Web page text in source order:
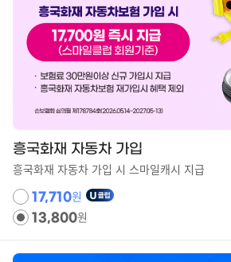
흥국화재 자동차 가입
흥국화재 자동차 가입 시 스마일캐시 지급
17,710원
13,800원